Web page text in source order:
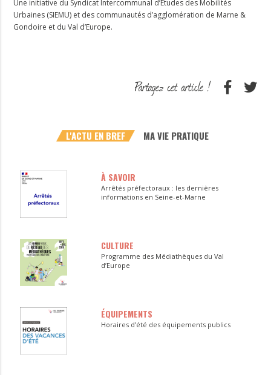
Une initiative du Syndicat Intercommunal d’Études des Mobilités
Urbaines (SIEMU) et des communautés d’agglomération de Marne &
Gondoire et du Val d’Europe.
L'ACTU EN BREF MA VIE PRATIQUE
À SAVOIR
Arrêtés préfectoraux : les dernières
informations en Seine-et-Marne
CULTURE
Programme des Médiathèques du Val
d’Europe
ÉQUIPEMENTS
Horaires d’été des équipements publics